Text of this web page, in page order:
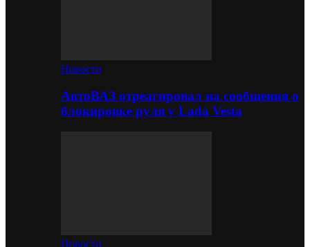
Новости
АвтоВАЗ отреагировал на сообщения о
блокировке руля у Lada Vesta
Новости